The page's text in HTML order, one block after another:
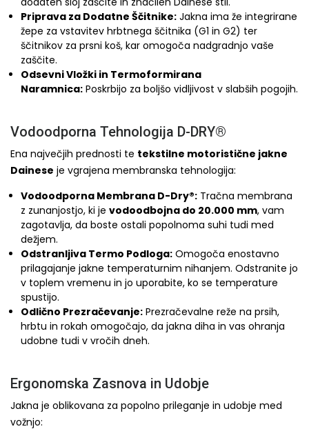
Priprava za Dodatne Ščitnike: Jakna ima že integrirane
žepe za vstavitev hrbtnega ščitnika (G1 in G2) ter
ščitnikov za prsni koš, kar omogoča nadgradnjo vaše
zaščite.
Odsevni Vložki in Termoformirana
Naramnica: Poskrbijo za boljšo vidljivost v slabših pogojih.
Vodoodporna Tehnologija D-DRY®
Ena največjih prednosti te tekstilne motoristične jakne
Dainese je vgrajena membranska tehnologija:
Vodoodporna Membrana D-Dry®: Tračna membrana
z zunanjostjo, ki je vodoodbojna do 20.000 mm, vam
zagotavlja, da boste ostali popolnoma suhi tudi med
dežjem.
Odstranljiva Termo Podloga: Omogoča enostavno
prilagajanje jakne temperaturnim nihanjem. Odstranite jo
v toplem vremenu in jo uporabite, ko se temperature
spustijo.
Odlično Prezračevanje: Prezračevalne reže na prsih,
hrbtu in rokah omogočajo, da jakna diha in vas ohranja
udobne tudi v vročih dneh.
Ergonomska Zasnova in Udobje
Jakna je oblikovana za popolno prileganje in udobje med
vožnjo: